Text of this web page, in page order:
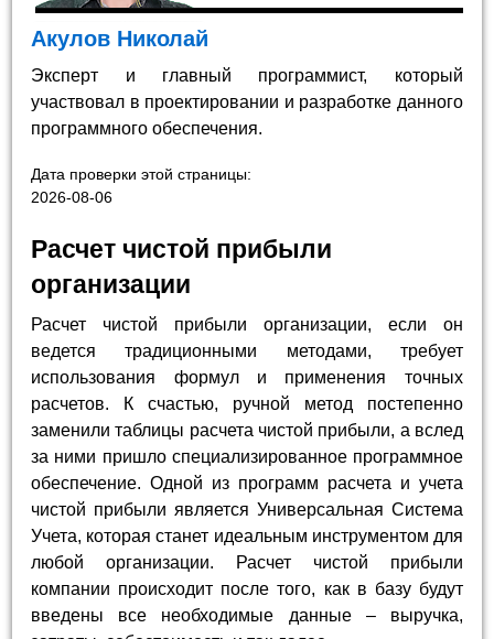
Акулов Николай
Эксперт и главный программист, который
участвовал в проектировании и разработке данного
программного обеспечения.
Дата проверки этой страницы:
2026-08-06
Расчет чистой прибыли
организации
Расчет чистой прибыли организации, если он
ведется традиционными методами, требует
использования формул и применения точных
расчетов. К счастью, ручной метод постепенно
заменили таблицы расчета чистой прибыли, а вслед
за ними пришло специализированное программное
обеспечение. Одной из программ расчета и учета
чистой прибыли является Универсальная Система
Учета, которая станет идеальным инструментом для
любой организации. Расчет чистой прибыли
компании происходит после того, как в базу будут
введены все необходимые данные – выручка,